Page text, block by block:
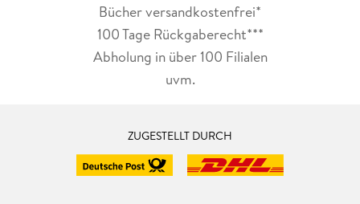
Bücher versandkostenfrei*
100 Tage Rückgaberecht***
Abholung in über 100 Filialen
uvm.
ZUGESTELLT DURCH